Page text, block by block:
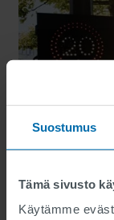
Suostumus
Tämä sivusto
Käytämme